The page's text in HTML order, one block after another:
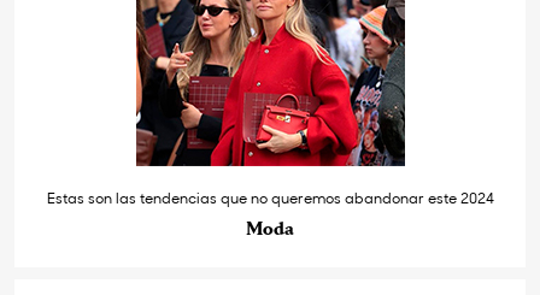
Estas son las tendencias que no queremos abandonar este 2024
Moda